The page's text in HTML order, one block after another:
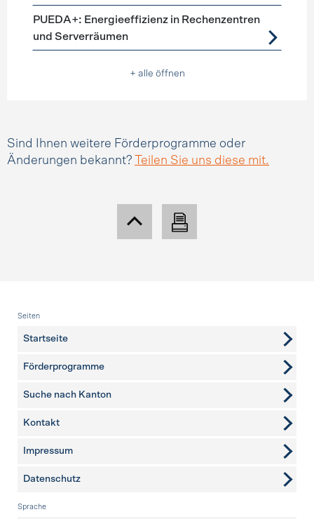
PUEDA+: Energieeffizienz in Rechenzentren
und Serverräumen
+ alle öffnen
Sind Ihnen weitere Förderprogramme oder
Änderungen bekannt?
Teilen Sie uns diese mit.
Fusszeile
Seiten
Startseite
Förderprogramme
Suche nach Kanton
weitere Seiten
Kontakt
Impressum
Datenschutz
Sprache